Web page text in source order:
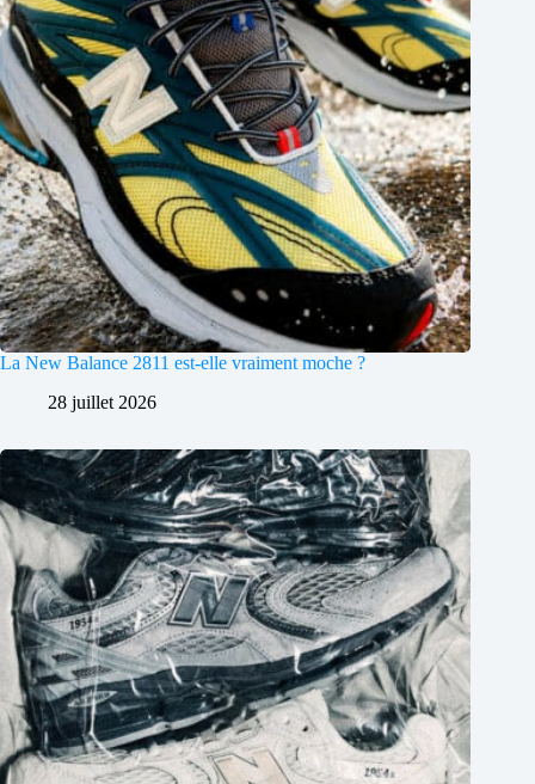
La New Balance 2811 est-elle vraiment moche ?
28 juillet 2026